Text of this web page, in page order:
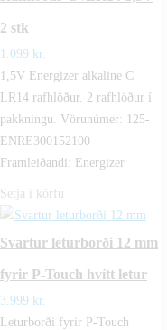
2 stk
1.099 kr.
1,5V Energizer alkaline C
LR14 rafhlöður. 2 rafhlöður í
pakkningu. Vörunúmer: 125-
ENRE300152100
Framleiðandi: Energizer
Setja í körfu
Svartur leturborði 12 mm
fyrir P-Touch hvítt letur
3.999 kr.
Leturborði fyrir P-Touch